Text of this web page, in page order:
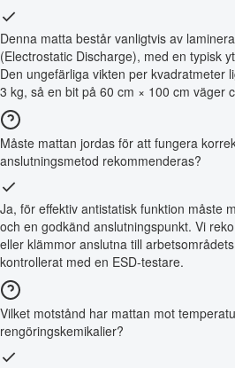
Denna matta består vanligtvis av
(Electrostatic Discharge), med en typisk
Den ungefärliga vikten per kvadratmeter
3 kg, så en bit på 60 cm × 100 cm väger
Måste mattan jordas för att fungera
anslutningsmetod rekommenderas?
Ja, för effektiv antistatisk funktion måste
och en godkänd anslutningspunkt. Vi
eller klämmor anslutna till
kontrollerat med en ESD-testare.
Vilket motstånd har mattan mot
rengöringskemikalier?